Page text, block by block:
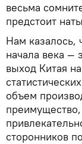
весьма
предстоит
Нам казалось,
начала века —
выход Китая
объем
сторонников